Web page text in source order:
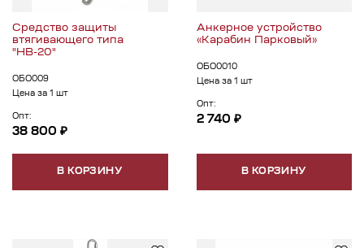
Средство защиты
втягивающего типа
"НВ-20"
ОБО009
Цена за 1 шт
Опт:
38 800 ₽
В КОРЗИНУ
Анкерное устройство
«Карабин Парковый»
ОБО0010
Цена за 1 шт
Опт:
2 740 ₽
В КОРЗИНУ